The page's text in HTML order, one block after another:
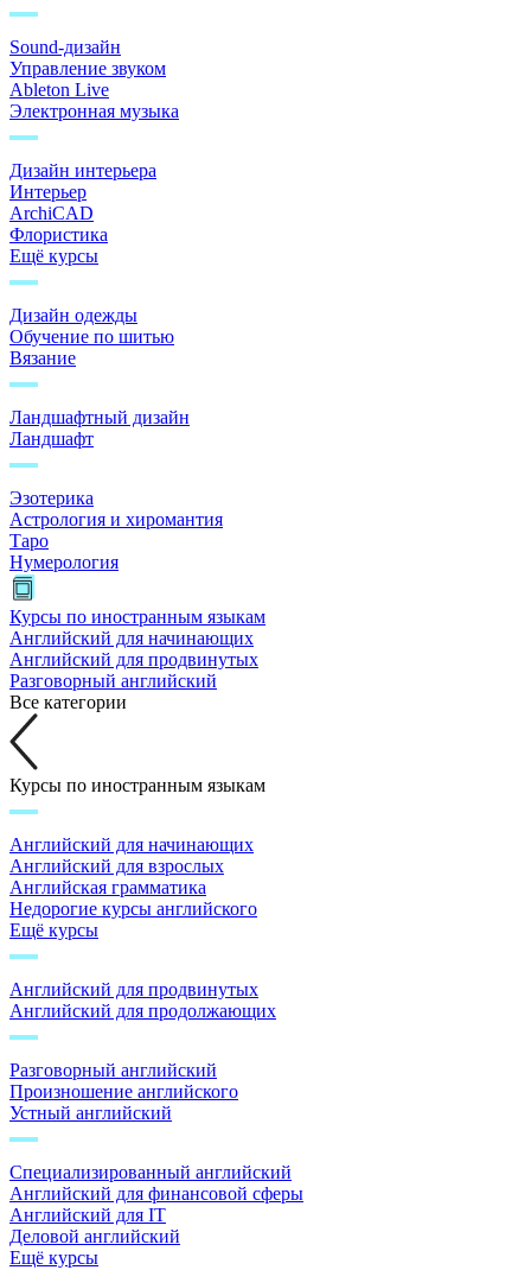
Sound-дизайн
Управление звуком
Ableton Live
Электронная музыка
Дизайн интерьера
Интерьер
ArchiCAD
Флористика
Ещё курсы
Дизайн одежды
Обучение по шитью
Вязание
Ландшафтный дизайн
Ландшафт
Эзотерика
Астрология и хиромантия
Таро
Нумерология
Курсы по иностранным языкам
Английский для начинающих
Английский для продвинутых
Разговорный английский
Все категории
Курсы по иностранным языкам
Английский для начинающих
Английский для взрослых
Английская грамматика
Недорогие курсы английского
Ещё курсы
Английский для продвинутых
Английский для продолжающих
Разговорный английский
Произношение английского
Устный английский
Специализированный английский
Английский для финансовой сферы
Английский для IT
Деловой английский
Ещё курсы